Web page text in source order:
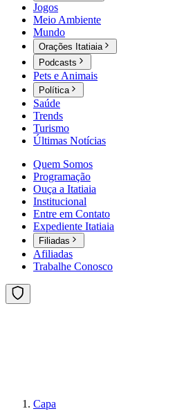
Jogos
Meio Ambiente
Mundo
Orações Itatiaia
Podcasts
Pets e Animais
Política
Saúde
Trends
Turismo
Últimas Notícias
Quem Somos
Programação
Ouça a Itatiaia
Institucional
Entre em Contato
Expediente Itatiaia
Filiadas
Afiliadas
Trabalhe Conosco
Capa